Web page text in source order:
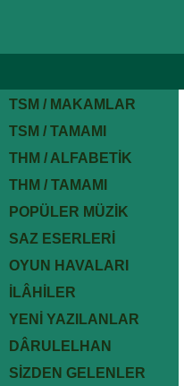
TSM / MAKAMLAR
TSM / TAMAMI
THM / ALFABETİK
THM / TAMAMI
POPÜLER MÜZİK
SAZ ESERLERİ
OYUN HAVALARI
İLÂHİLER
YENİ YAZILANLAR
DÂRULELHAN
SİZDEN GELENLER